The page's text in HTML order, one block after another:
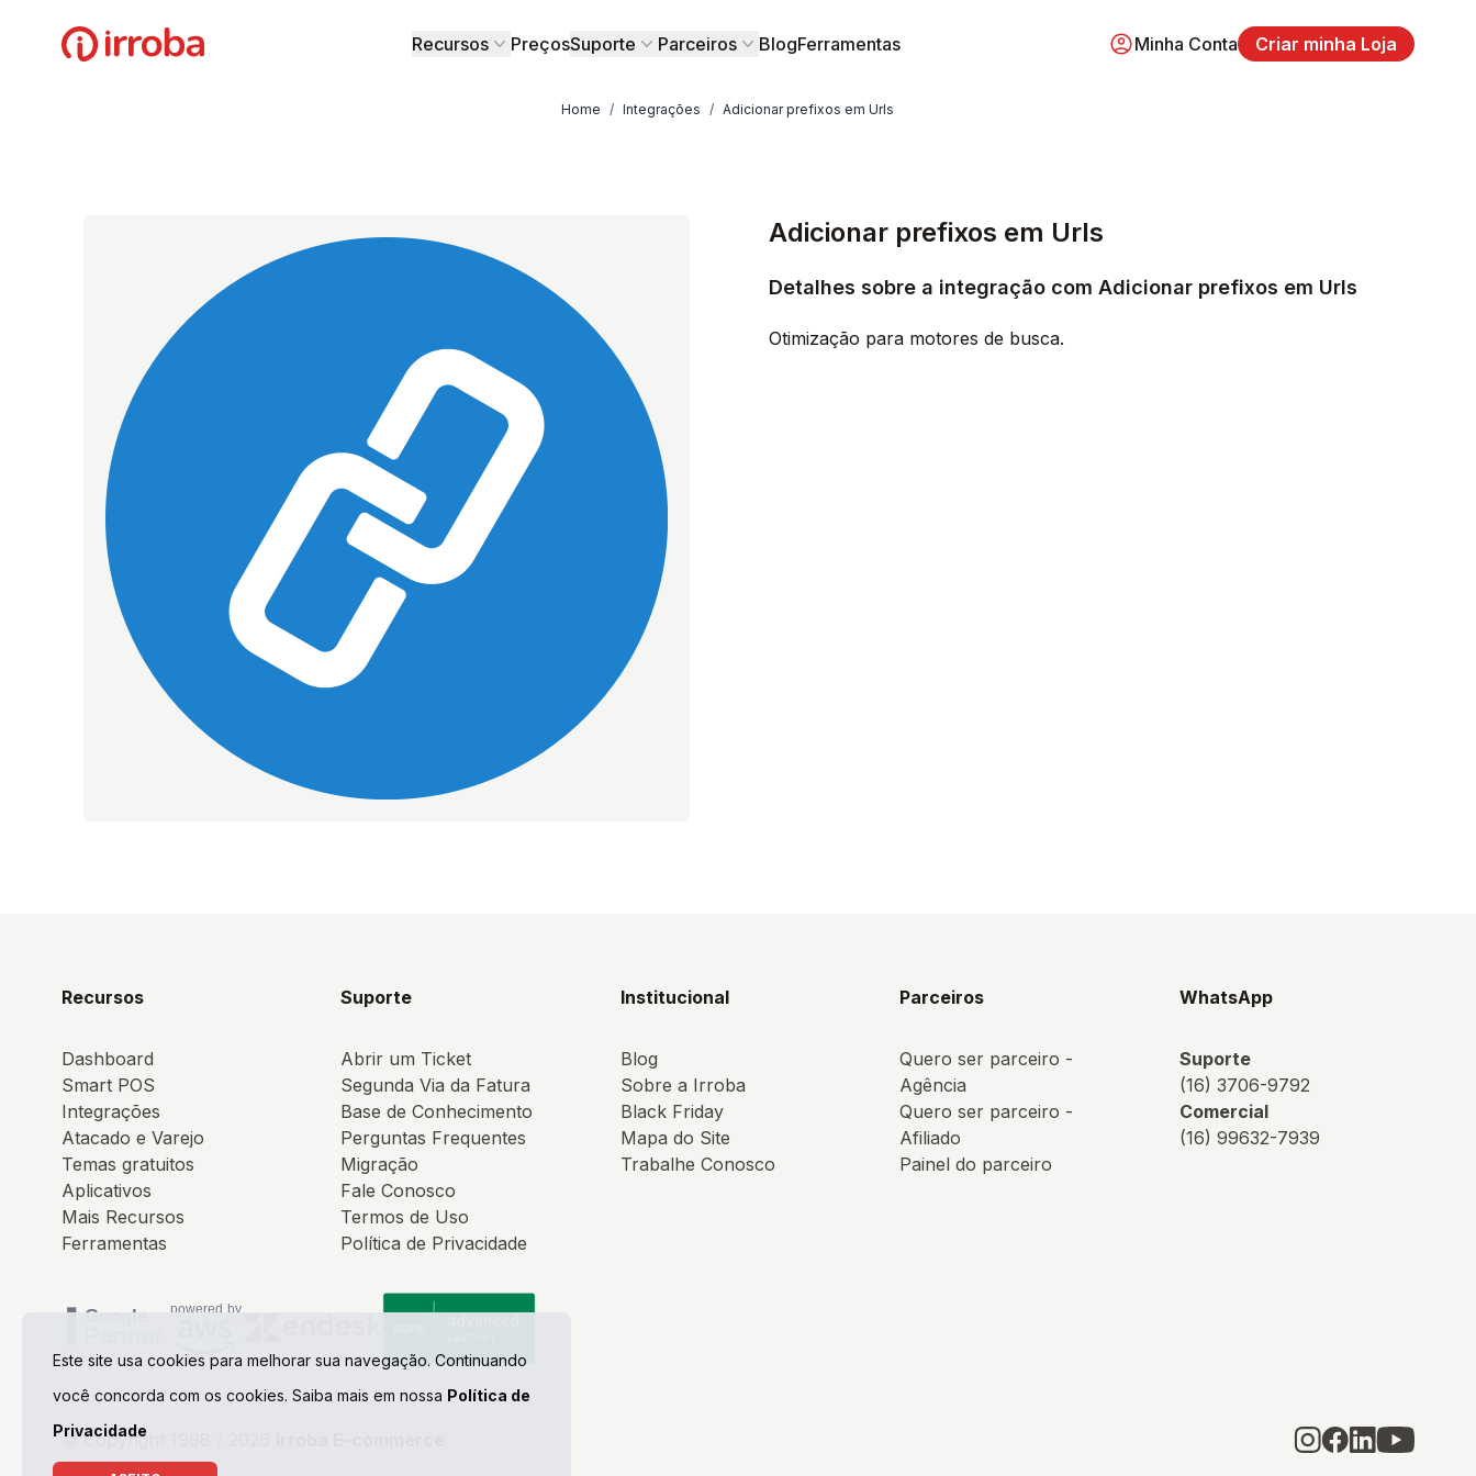
Irroba Recursos PreçosSuporte Parceiros BlogFerramentas Minha Conta Criar minha Loja
Home / Integrações / Adicionar prefixos em Urls
Adicionar prefixos em Urls
Detalhes sobre a integração com Adicionar prefixos em Urls
Otimização para motores de busca.
Recursos
Dashboard
Smart POS
Integrações
Atacado e Varejo
Temas gratuitos
Aplicativos
Mais Recursos
Ferramentas
Suporte
Abrir um Ticket
Segunda Via da Fatura
Base de Conhecimento
Perguntas Frequentes
Migração
Fale Conosco
Termos de Uso
Política de Privacidade
Institucional
Blog
Sobre a Irroba
Black Friday
Mapa do Site
Trabalhe Conosco
Parceiros
Quero ser parceiro -
Agência
Quero ser parceiro -
Afiliado
Painel do parceiro
WhatsApp
Suporte
(16) 3706-9792
Comercial
(16) 99632-7939
© Copyright 1998 / 2026
Este site usa cookies para melhorar sua navegação. Continuando
você concorda com os cookies. Saiba mais em nossa Política de
Privacidade